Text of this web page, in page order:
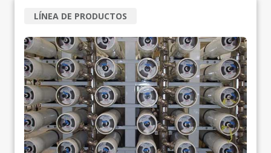
LÍNEA DE PRODUCTOS